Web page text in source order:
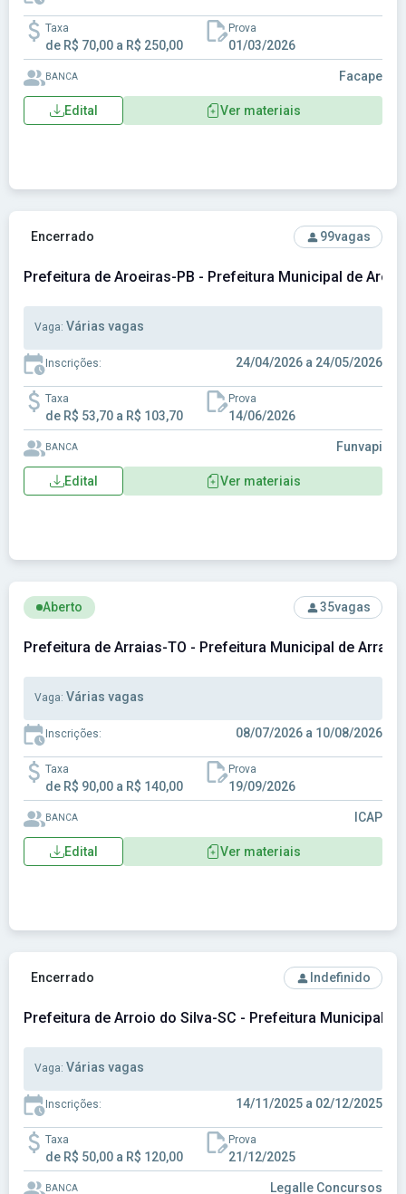
Taxa
de R$ 70,00 a R$ 250,00
Prova
01/03/2026
BANCA Facape
Edital Ver materiais
Ver concurso: Prefeitura de Aroeiras-PB - Prefeitura
Encerrado 99vagas
Prefeitura de Aroeiras-PB - Prefeitura Municipal de
Vaga: Várias vagas
Inscrições: 24/04/2026 a 24/05/2026
Taxa
de R$ 53,70 a R$ 103,70
Prova
14/06/2026
BANCA Funvapi
Edital Ver materiais
Ver concurso: Prefeitura de Arraias-TO - Prefeitura
Aberto 35vagas
Prefeitura de Arraias-TO - Prefeitura Municipal de
Vaga: Várias vagas
Inscrições: 08/07/2026 a 10/08/2026
Taxa
de R$ 90,00 a R$ 140,00
Prova
19/09/2026
BANCA ICAP
Edital Ver materiais
Ver concurso: Prefeitura de Arroio do Silva-SC - Prefeitura
Encerrado Indefinido
Prefeitura de Arroio do Silva-SC - Prefeitura Municipal
Vaga: Várias vagas
Inscrições: 14/11/2025 a 02/12/2025
Taxa
de R$ 50,00 a R$ 120,00
Prova
21/12/2025
BANCA Legalle Concursos